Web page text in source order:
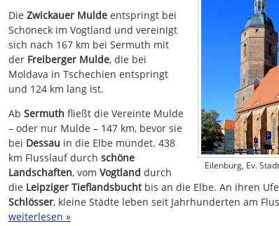
Eilenburg, Ev.
Die Zwickauer Mulde entspringt bei
Schöneck im Vogtland und vereinigt
sich nach 167 km bei Sermuth mit
der Freiberger Mulde, die bei
Moldava in Tschechien entspringt
und 124 km lang ist.
Ab Sermuth fließt die Vereinte Mulde
– oder nur Mulde – 147 km, bevor sie
bei Dessau in die Elbe mündet. 438
km Flusslauf durch schöne
Landschaften, vom Vogtland durch
die Leipziger Tieflandsbuchtbis an die Elbe. An ihren
Schlösser, kleine Städte leben seit Jahrhunderten am
weiterlesen »